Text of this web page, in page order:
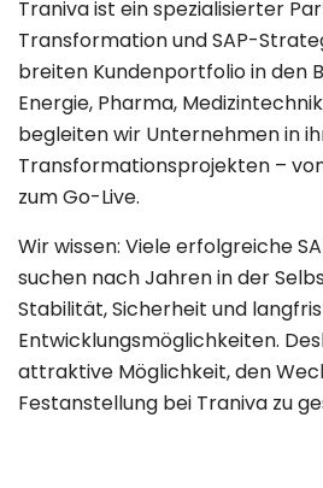
Traniva ist ein spezialisierter
Transformation und SAP-
breiten Kundenportfolio in den
Energie, Pharma,
begleiten wir Unternehmen in
Transformationsprojekten –
zum Go-Live.
Wir wissen: Viele erfolgreiche
suchen nach Jahren in der
Stabilität, Sicherheit und
Entwicklungsmöglichkeiten.
attraktive Möglichkeit, den
Festanstellung bei Traniva zu